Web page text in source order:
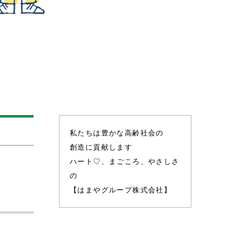
私たちは豊かな高齢社会の
創造に貢献します
ハート♡、まごころ、やさしさ
の
【はまやグループ株式会社】